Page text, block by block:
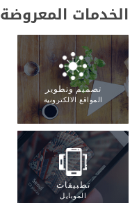
الخدمات المعروضة
تصميم وتطوير
المواقع الالكترونية
تطبيقات
الموبايل